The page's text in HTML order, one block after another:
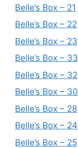
Belle’s Box – 21
Belle’s Box – 22
Belle’s Box – 23
Belle’s Box – 33
Belle’s Box – 32
Belle’s Box – 30
Belle’s Box – 28
Belle’s Box – 24
Belle’s Box – 25